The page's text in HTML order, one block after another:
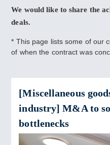
We would like to share the
deals.
* This page lists some of our
of when the contract was
[Miscellaneous
industry] M&A to
bottlenecks